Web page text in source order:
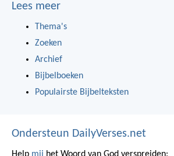
Lees meer
Thema's
Zoeken
Archief
Bijbelboeken
Populairste Bijbelteksten
Ondersteun DailyVerses.net